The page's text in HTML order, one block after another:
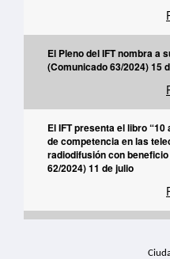
El Pleno del IFT nombra a
(Comunicado 63/2024) 15
El IFT presenta el libro
de competencia en las
radiodifusión con
62/2024) 11 de julio
temporal de